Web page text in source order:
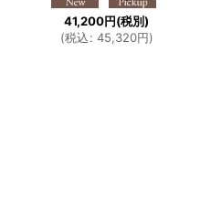
41,200円(税別)
(税込: 45,320円)